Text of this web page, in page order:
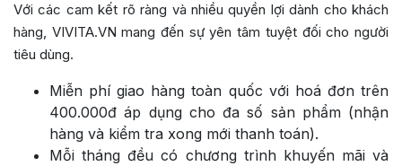
Với các cam kết rõ ràng và nhiều quyền lợi dành cho khách
hàng, VIVITA.VN mang đến sự yên tâm tuyệt đối cho người
tiêu dùng.
Miễn phí giao hàng toàn quốc với hoá đơn trên
400.000đ áp dụng cho đa số sản phẩm (nhận
hàng và kiểm tra xong mới thanh toán).
Mỗi tháng đều có chương trình khuyến mãi và